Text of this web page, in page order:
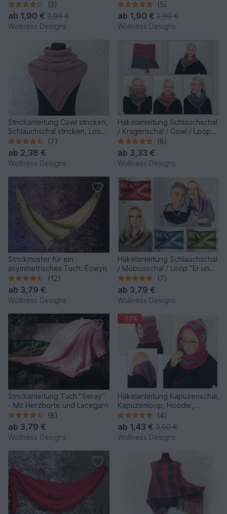
Heksagona (3)
ab 1,90 € 3,99 €
Wollness Designs
Kuscheldecke // Überwurf
Venti
(5)
ab 1,90 € 3,99 €
Wollness Designs
Strickanleitung Cowl stricken,
Schlauchschal stricken, Loop
stricken Nelthil
(7)
ab 2,38 €
Wollness Designs
Häkelanleitung Schlauchschal
/ Kragenschal / Cowl / Loop
Cozy
(8)
ab 3,33 €
Wollness Designs
Strickmuster für ein
asymmetrisches Tuch: Éowyn
(12)
ab 3,79 €
Wollness Designs
Häkelanleitung Schlauchschal
/ Möbiusschal / Loop "Er und
Sie"
(7)
ab 3,79 €
Wollness Designs
Strickanleitung Tuch "Seray"
- Mit Herzborte und Lacegarn
(8)
ab 3,79 €
Wollness Designs
-50%
Häkelanleitung Kapuzenschal,
Kapuzenloop, Hoodie,
Scoodie Eventyr
(4)
ab 1,43 € 3,00 €
Wollness Designs